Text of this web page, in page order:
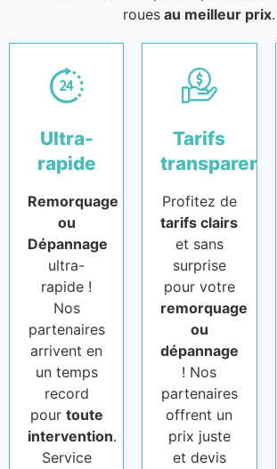
roues au meilleur prix.
Ultra-
rapide
Remorquage
ou
Dépannage
ultra-
rapide !
Nos
partenaires
arrivent en
un temps
record
pour toute
intervention.
Service
Tarifs
transparents
Profitez de
tarifs clairs
et sans
surprise
pour votre
remorquage
ou
dépannage
! Nos
partenaires
offrent un
prix juste
et devis